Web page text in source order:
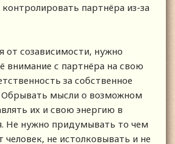
партнёра из-за
от созависимости, нужно
внимание с партнёра на свою
за собственное
Обрывать мысли о возможном
их и свою энергию в
Не нужно придумывать то чем
человек, не истолковывать и не